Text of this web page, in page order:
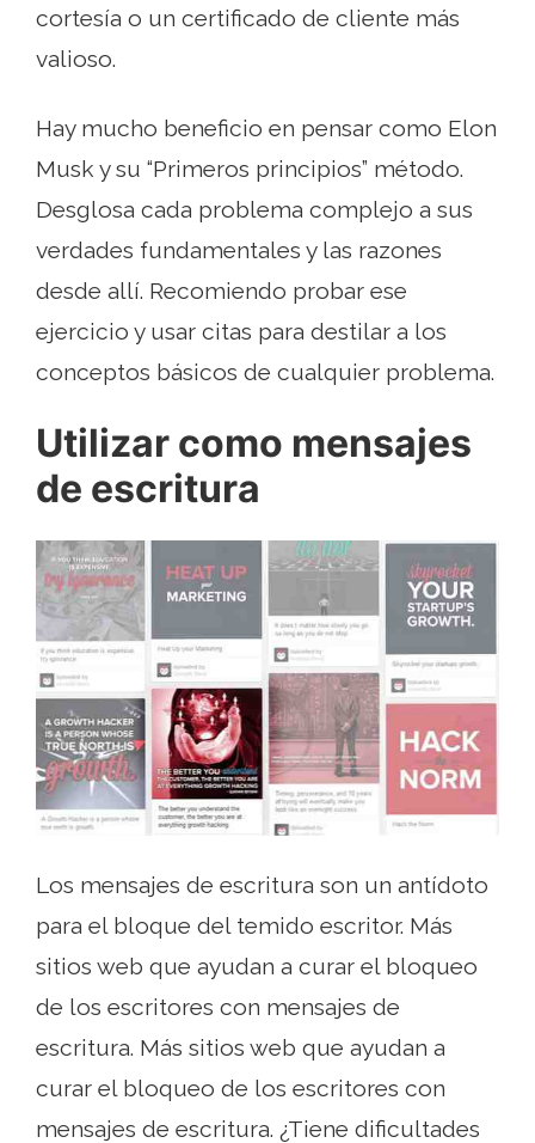
cortesía o un certificado de cliente más
valioso.
Hay mucho beneficio en pensar como Elon
Musk y su “Primeros principios” método.
Desglosa cada problema complejo a sus
verdades fundamentales y las razones
desde allí. Recomiendo probar ese
ejercicio y usar citas para destilar a los
conceptos básicos de cualquier problema.
Utilizar como mensajes
de escritura
Los mensajes de escritura son un antídoto
para el bloque del temido escritor. Más
sitios web que ayudan a curar el bloqueo
de los escritores con mensajes de
escritura. Más sitios web que ayudan a
curar el bloqueo de los escritores con
mensajes de escritura. ¿Tiene dificultades